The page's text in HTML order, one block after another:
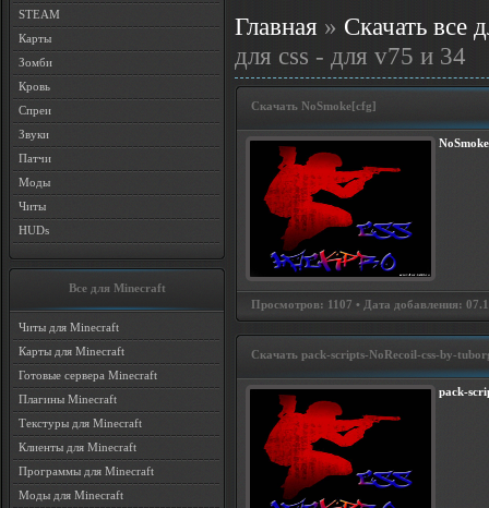
STEAM
Карты
Зомби
Кровь
Спреи
Звуки
Патчи
Моды
Читы
HUDs
Все для Minecraft
Читы для Minecraft
Карты для Minecraft
Готовые сервера Minecraft
Плагины Minecraft
Текстуры для Minecraft
Клиенты для Minecraft
Программы для Minecraft
Моды для Minecraft
Главная » Скачать все
для css - для v75 и 34
Скачать NoSmoke[cfg]
Просмотров: 1107 • Дата добавления:
Скачать pack-scripts-NoRecoil-css-by-
pack-